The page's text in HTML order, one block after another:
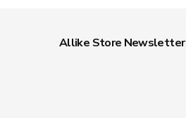
Allike Store Newsletter